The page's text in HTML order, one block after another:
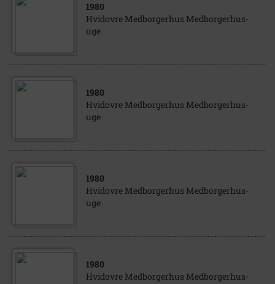
1980
Hvidovre Medborgerhus Medborgerhus-
uge
1980
Hvidovre Medborgerhus Medborgerhus-
uge
1980
Hvidovre Medborgerhus Medborgerhus-
uge
1980
Hvidovre Medborgerhus Medborgerhus-